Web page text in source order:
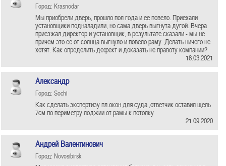
Город: Krasnodar
Мы приобрели дверь, прошло пол года и ее повело. Приехали
установщики подналадили, но сама дверь выгнута дугой. Вчера
приезжал директор и установщик, в результате сказали - мы не
причем это ее от солнца выгнуло и повело раму. Делать ничего не
хотят. Как определить дефект и доказать не правоту компании?
18.03.2021
Александр
Город: Sochi
Как сделать экспертизу пл.окон для суда ,ответчик оставил щель
7см.по периметру лоджии от рамы к потолку
21.09.2020
Андрей Валентинович
Город: Novosibirsk